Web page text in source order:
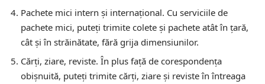
Pachete mici intern și internațional. Cu serviciile de
pachete mici, puteți trimite colete și pachete atât în țară,
cât și în străinătate, fără grija dimensiunilor.
Cărți, ziare, reviste. În plus față de corespondența
obișnuită, puteți trimite cărți, ziare și reviste în întreaga